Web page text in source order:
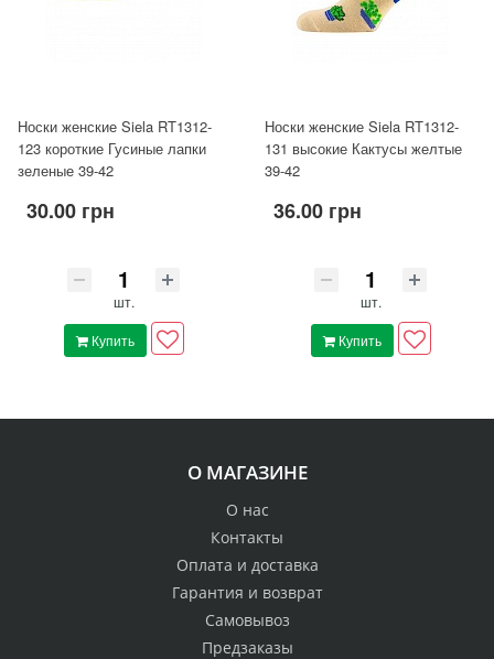
Носки женские Siela RT1312-
123 короткие Гусиные лапки
зеленые 39-42
30.00 грн
шт.
Купить
Носки женские Siela RT1312-
131 высокие Кактусы желтые
39-42
36.00 грн
шт.
Купить
О МАГАЗИНЕ
О нас
Контакты
Оплата и доставка
Гарантия и возврат
Самовывоз
Предзаказы